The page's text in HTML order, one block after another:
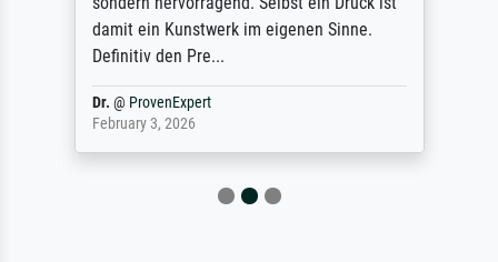
damit ein Kunstwerk im eigenen Sinne.
Definitiv den Pre...
Dr. @ ProvenExpert
February 3, 2026